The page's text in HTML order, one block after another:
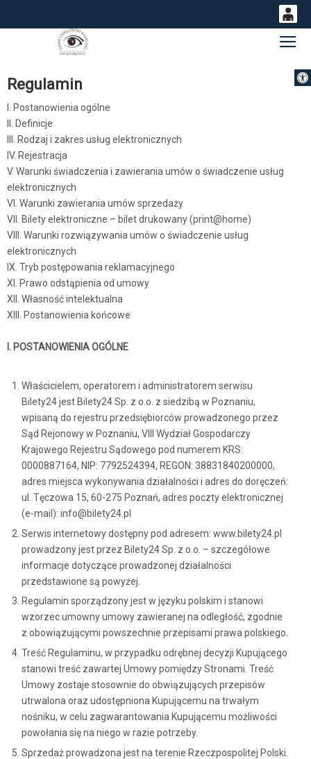
PLN
14
Regulamin
I. Postanowienia ogólne
II. Definicje
III. Rodzaj i zakres usług elektronicznych
IV. Rejestracja
V. Warunki świadczenia i zawierania umów o świadczenie usług
elektronicznych
VI. Warunki zawierania umów sprzedaży
VII. Bilety elektroniczne – bilet drukowany (print@home)
VIII. Warunki rozwiązywania umów o świadczenie usług
elektronicznych
IX. Tryb postępowania reklamacyjnego
XI. Prawo odstąpienia od umowy
XII. Własność intelektualna
XIII. Postanowienia końcowe
I. POSTANOWIENIA OGÓLNE
Właścicielem, operatorem i administratorem serwisu
Bilety24 jest Bilety24 Sp. z o.o. z siedzibą w Poznaniu,
wpisaną do rejestru przedsiębiorców prowadzonego przez
Sąd Rejonowy w Poznaniu, VIII Wydział Gospodarczy
Krajowego Rejestru Sądowego pod numerem KRS:
0000887164, NIP: 7792524394, REGON: 38831840200000,
adres miejsca wykonywania działalności i adres do doręczeń:
ul. Tęczowa 15, 60-275 Poznań, adres poczty elektronicznej
(e-mail): info@bilety24.pl
Serwis internetowy dostępny pod adresem: www.bilety24.pl
prowadzony jest przez Bilety24 Sp. z o.o. – szczegółowe
informacje dotyczące prowadzonej działalności
przedstawione są powyżej.
Regulamin sporządzony jest w języku polskim i stanowi
wzorzec umowny umowy zawieranej na odległość, zgodnie
z obowiązującymi powszechnie przepisami prawa polskiego.
Treść Regulaminu, w przypadku odrębnej decyzji Kupującego
stanowi treść zawartej Umowy pomiędzy Stronami. Treść
Umowy zostaje stosownie do obwiązujących przepisów
utrwalona oraz udostępniona Kupującemu na trwałym
nośniku, w celu zagwarantowania Kupującemu możliwości
powołania się na niego w razie potrzeby.
Sprzedaż prowadzona jest na terenie Rzeczpospolitej Polski.